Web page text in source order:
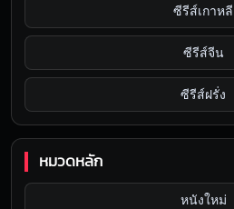
ซีรีส์เกาหลี
ซีรีส์จีน
ซีรีส์ฝรั่ง
หมวดหลัก
หนังใหม่